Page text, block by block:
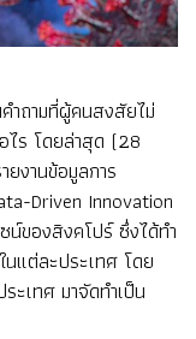
ำถามที่ผู้คนสงสัยไม่
ไร โดยล่าสุด (28
งานข้อมูลการ
Driven Innovation
น์ของสิงคโปร์ ซึ่งได้ทำ
แต่ละประเทศ โดย
ะเทศ มาจัดทำเป็น